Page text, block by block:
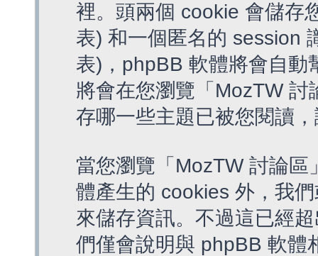
裡。頭兩個 cookie 會儲存
表) 和一個匿名的 session
表)，phpBB 軟體將會自動
將會在您瀏覽「MozTW
存哪一些主題已被您閱讀
當您瀏覽「MozTW 討論
體產生的 cookies 外，我
來儲存資訊。不過這已經
們僅會說明與 phpBB 軟體